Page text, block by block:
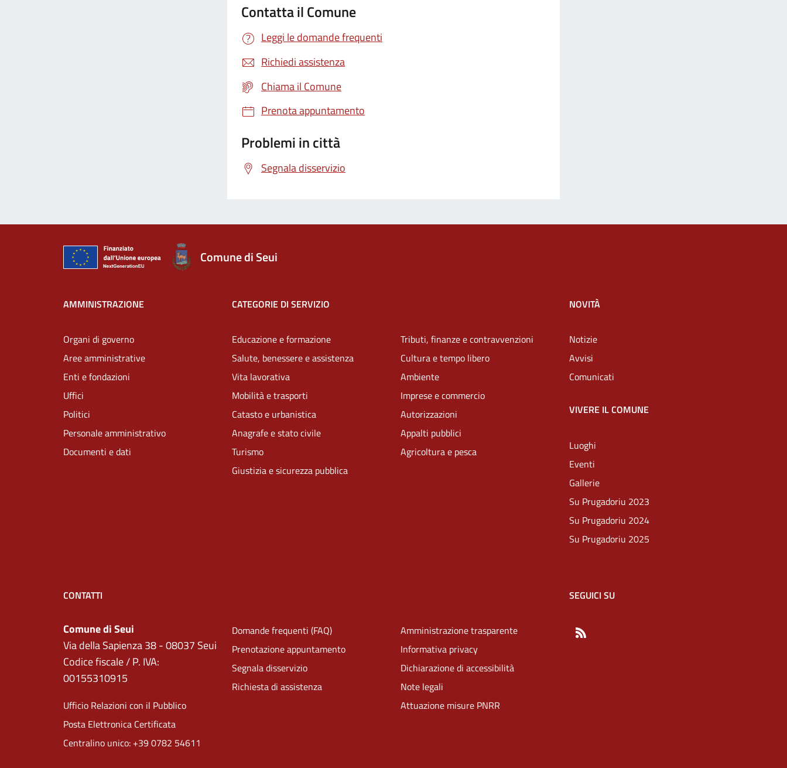
Contatta il Comune
Leggi le domande frequenti
Richiedi assistenza
Chiama il Comune
Prenota appuntamento
Problemi in città
Segnala disservizio
Comune di Seui
AMMINISTRAZIONE
Organi di governo
Aree amministrative
Enti e fondazioni
Uffici
Politici
Personale amministrativo
Documenti e dati
CATEGORIE DI SERVIZIO
Educazione e formazione
Salute, benessere e assistenza
Vita lavorativa
Mobilità e trasporti
Catasto e urbanistica
Anagrafe e stato civile
Turismo
Giustizia e sicurezza pubblica
Tributi, finanze e contravvenzioni
Cultura e tempo libero
Ambiente
Imprese e commercio
Autorizzazioni
Appalti pubblici
Agricoltura e pesca
NOVITÀ
Notizie
Avvisi
Comunicati
VIVERE IL COMUNE
Luoghi
Eventi
Gallerie
Su Prugadoriu 2023
Su Prugadoriu 2024
Su Prugadoriu 2025
CONTATTI
Comune di Seui
Via della Sapienza 38 - 08037 Seui
Codice fiscale / P. IVA:
00155310915
Ufficio Relazioni con il Pubblico
Posta Elettronica Certificata
Centralino unico: +39 0782 54611
Domande frequenti (FAQ)
Prenotazione appuntamento
Segnala disservizio
Richiesta di assistenza
Amministrazione trasparente
Informativa privacy
Dichiarazione di accessibilità
Note legali
Attuazione misure PNRR
SEGUICI SU